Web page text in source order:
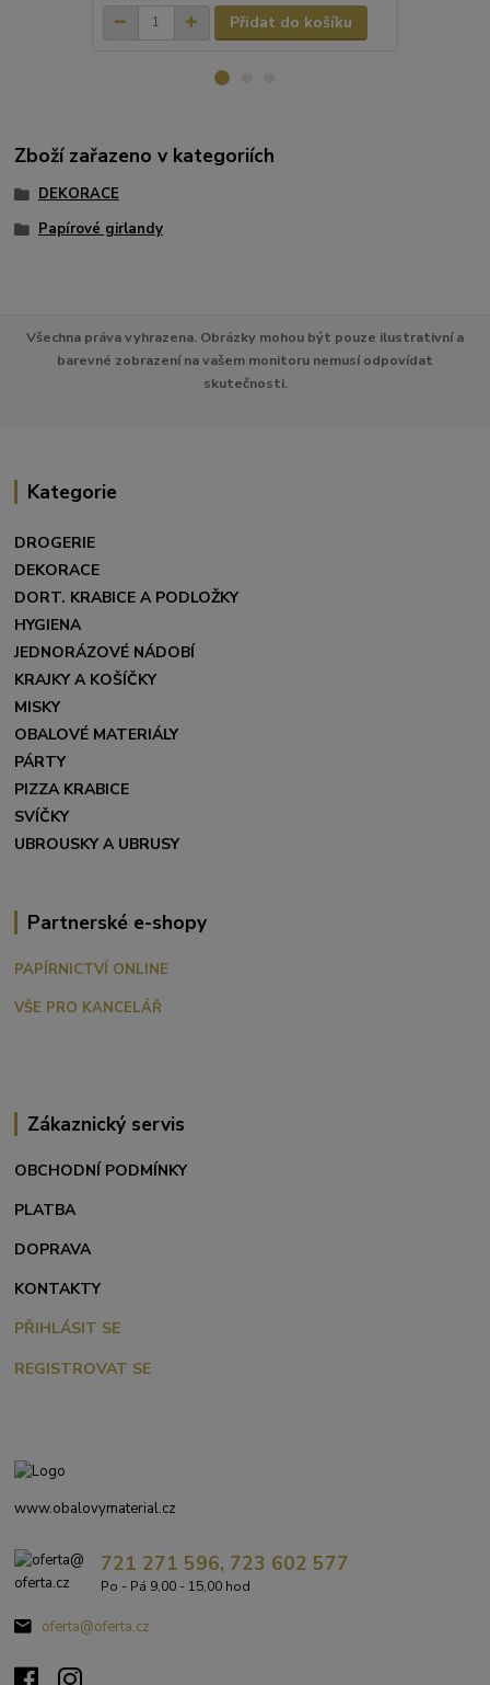
Přidat do košíku
Zboží zařazeno v kategoriích
DEKORACE
Papírové girlandy
Všechna práva vyhrazena. Obrázky mohou být pouze ilustrativní a
barevné zobrazení na vašem monitoru nemusí odpovídat
skutečnosti.
Kategorie
DROGERIE
DEKORACE
DORT. KRABICE A PODLOŽKY
HYGIENA
JEDNORÁZOVÉ NÁDOBÍ
KRAJKY A KOŠÍČKY
MISKY
OBALOVÉ MATERIÁLY
PÁRTY
PIZZA KRABICE
SVÍČKY
UBROUSKY A UBRUSY
Partnerské e-shopy
PAPÍRNICTVÍ ONLINE
VŠE PRO KANCELÁŘ
Zákaznický servis
OBCHODNÍ PODMÍNKY
PLATBA
DOPRAVA
KONTAKTY
PŘIHLÁSIT SE
REGISTROVAT SE
www.obalovymaterial.cz
721 271 596, 723 602 577
Po - Pá 9,00 - 15,00 hod
oferta@oferta.cz